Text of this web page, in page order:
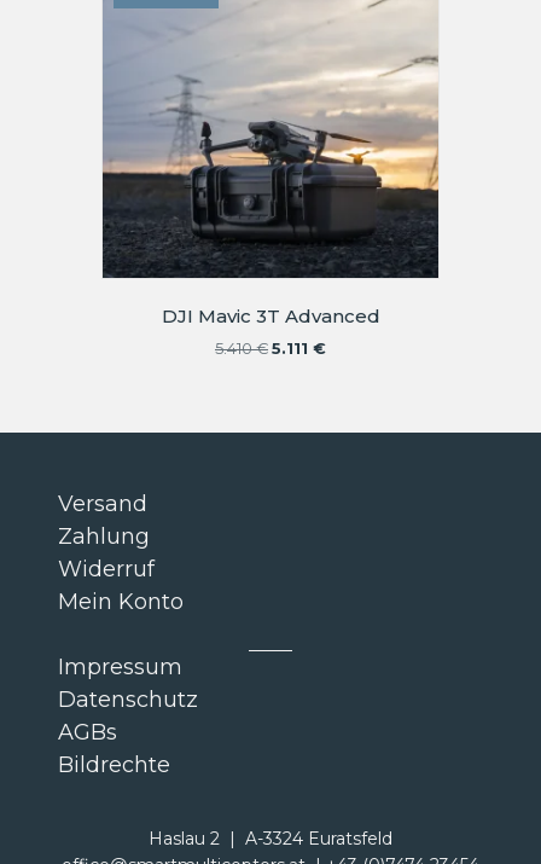
DJI Mavic 3T Advanced
5.410€ Ursprünglicher
5.111 €Aktueller
Versand
Zahlung
Widerruf
Mein Konto
Impressum
Datenschutz
AGBs
Bildrechte
Haslau 2 | A-3324 Euratsfeld